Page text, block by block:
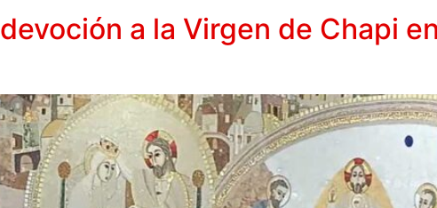
a la Virgen de Chapi